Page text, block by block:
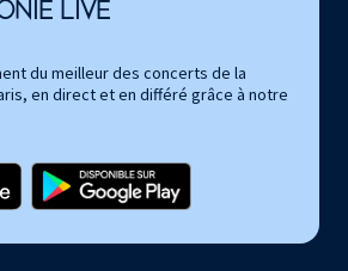
LIVE
du meilleur des concerts de la
en direct et en différé grâce à notre